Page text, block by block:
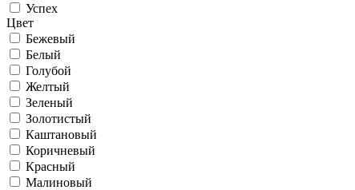
Успех
Цвет
Бежевый
Белый
Голубой
Желтый
Зеленый
Золотистый
Каштановый
Коричневый
Красный
Малиновый